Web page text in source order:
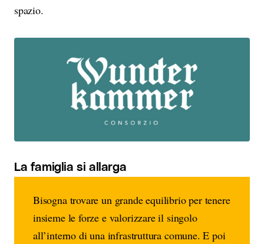
spazio.
La famiglia si allarga
Bisogna trovare un grande equilibrio per tenere
insieme le forze e valorizzare il singolo
all’interno di una infrastruttura comune. E poi